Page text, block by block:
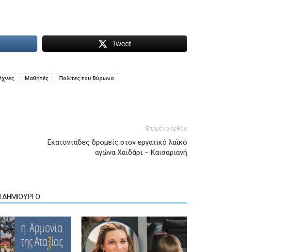
Tweet
Μαθητές Πολίτες του Βύρωνα
Επόμενο άρθρο
Εκατοντάδες δρομείς στον εργατικό λαϊκό
αγώνα Χαϊδάρι – Καισαριανή
ΔΗΜΙΟΥΡΓΟ